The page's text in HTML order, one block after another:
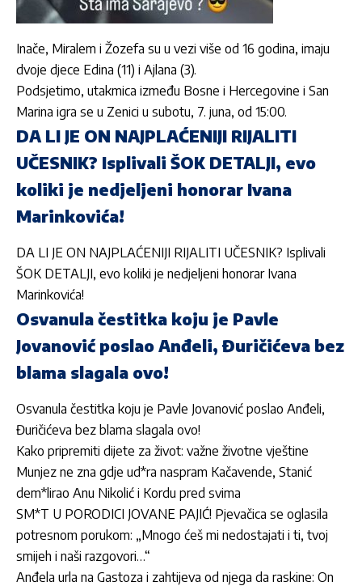
Inače, Miralem i Žozefa su u vezi više od 16 godina, imaju
dvoje djece Edina (11) i Ajlana (3).
Podsjetimo, utakmica između Bosne i Hercegovine i San
Marina igra se u Zenici u subotu, 7. juna, od 15:00.
DA LI JE ON NAJPLAĆENIJI RIJALITI
UČESNIK? Isplivali ŠOK DETALJI, evo
koliki je nedjeljeni honorar Ivana
Marinkovića!
DA LI JE ON NAJPLAĆENIJI RIJALITI UČESNIK? Isplivali
ŠOK DETALJI, evo koliki je nedjeljeni honorar Ivana
Marinkovića!
Osvanula čestitka koju je Pavle
Jovanović poslao Anđeli, Đuričićeva bez
blama slagala ovo!
Osvanula čestitka koju je Pavle Jovanović poslao Anđeli,
Đuričićeva bez blama slagala ovo!
Kako pripremiti dijete za život: važne životne vještine
Munjez ne zna gdje ud*ra naspram Kačavende, Stanić
dem*lirao Anu Nikolić i Kordu pred svima
SM*T U PORODICI JOVANE PAJIĆ! Pjevačica se oglasila
potresnom porukom: „Mnogo ćeš mi nedostajati i ti, tvoj
smijeh i naši razgovori…“
Anđela urla na Gastoza i zahtijeva od njega da raskine: On